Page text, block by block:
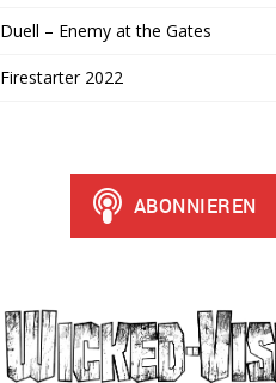
Duell – Enemy at the Gates
Firestarter 2022